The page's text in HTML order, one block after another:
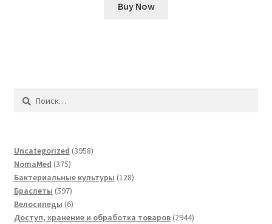
Buy Now
Найти:
Uncategorized 39583958
NomaMed 375375
товаров
Бактериальные культуры 128128
Браслеты 597597
товаров
Велосипеды 66
товаров
Доступ, хранение и обработка товаров 29442944